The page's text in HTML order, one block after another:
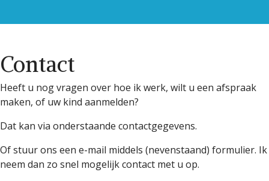
Contact
Heeft u nog vragen over hoe ik werk, wilt u een afspraak
maken, of uw kind aanmelden?
Dat kan via onderstaande contactgegevens.
Of stuur ons een e-mail middels (nevenstaand) formulier. Ik
neem dan zo snel mogelijk contact met u op.